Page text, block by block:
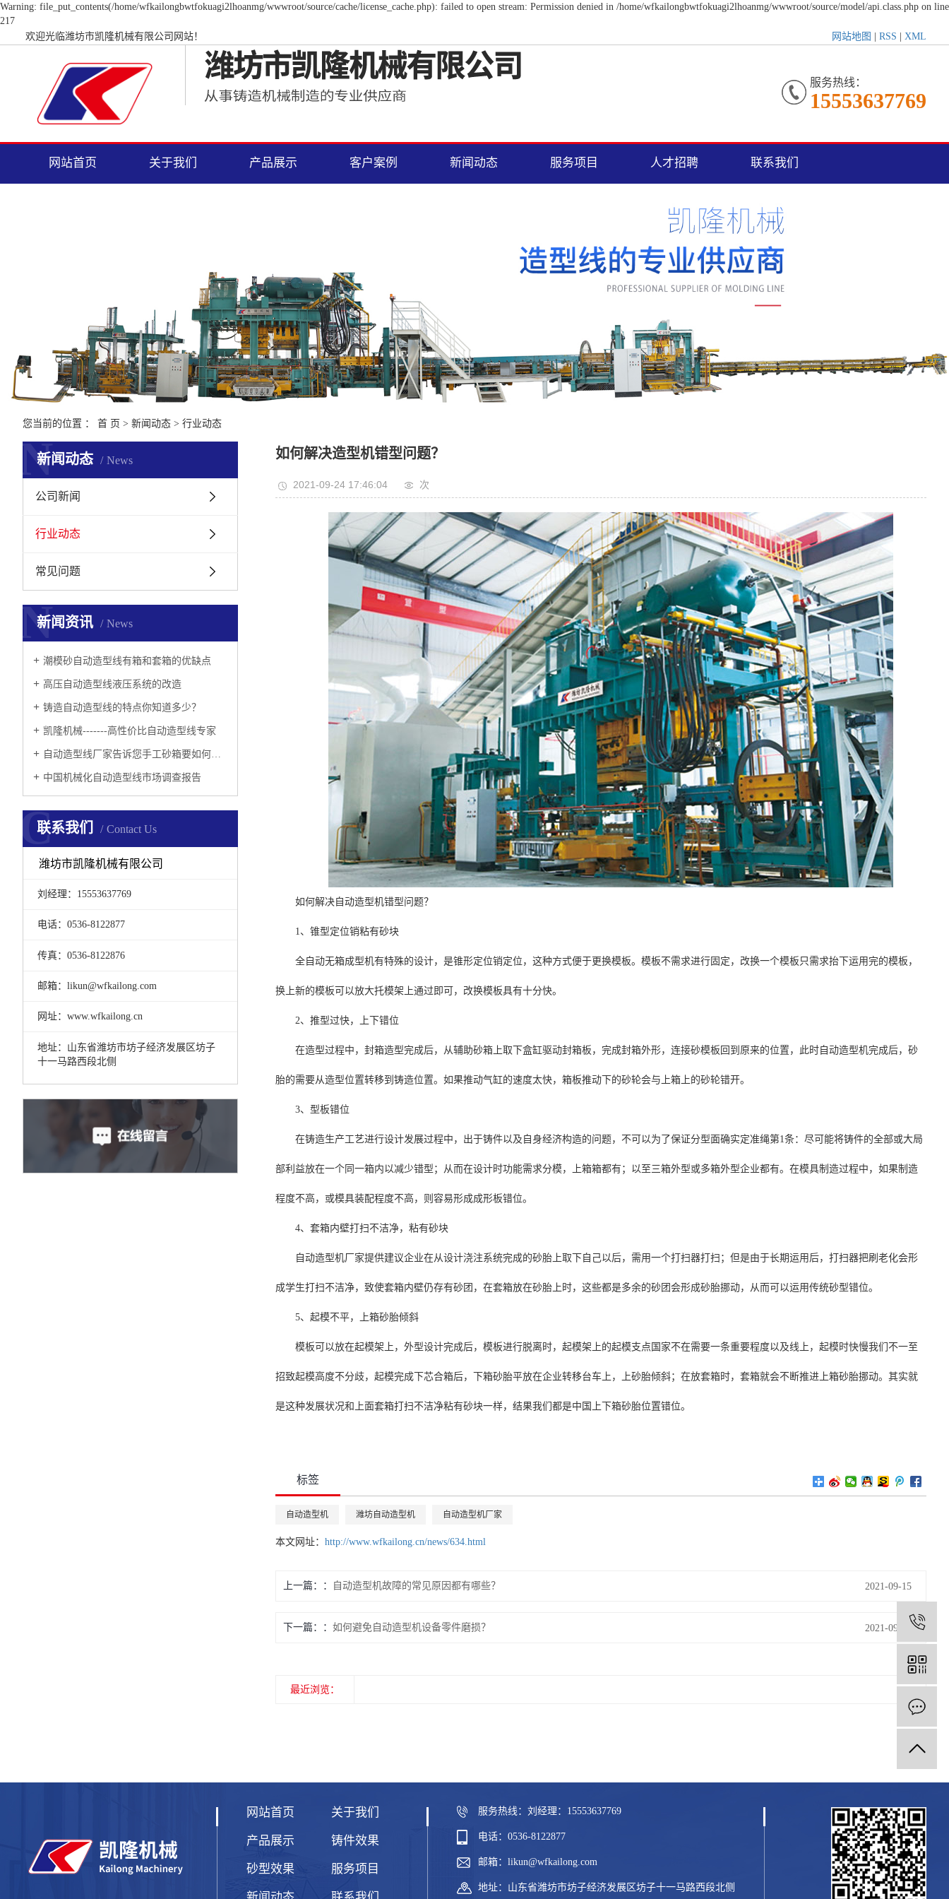
Warning: file_put_contents(/home/wfkailongbwtfokuagi2lhoanmg/wwwroot/source/cache/license_cache.php): failed to open stream: Permission denied in /home/wfkailongbwtfokuagi2lhoanmg/wwwroot/source/model/api.class.php on line
217
欢迎光临潍坊市凯隆机械有限公司网站！
网站地图 RSS XML
服务热线：
15553637769
网站首页 关于我们 产品展示
全自动、半自动有箱造型线
环型机械化造型线
开式机械化造型线
壳型造型线
鳞板输送机
浇注机
客户案例 新闻动态 服务项目 人才招聘 联系我们
您当前的位置 ： 首 页 > 新闻动态 > 行业动态
新闻动态 News
N
公司新闻
行业动态
常见问题
新闻资讯 News
N
潮模砂自动造型线有箱和套箱的优缺点
高压自动造型线液压系统的改造
铸造自动造型线的特点你知道多少？
凯隆机械-------高性价比自动造型线专家
自动造型线厂家告诉您手工砂箱要如何制作呢?
中国机械化自动造型线市场调查报告
联系我们 Contact Us
C
潍坊市凯隆机械有限公司
刘经理：15553637769
电话：0536-8122877
传真：0536-8122876
邮箱：likun@wfkailong.com
网址：www.wfkailong.cn
地址：山东省潍坊市坊子经济发展区坊子
十一马路西段北侧
如何解决造型机错型问题？
2021-09-24 17:46:04 次
如何解决自动造型机错型问题？
1、锥型定位销粘有砂块
全自动无箱成型机有特殊的设计，是锥形定位销定位，这种方式便于更换模板。模板不需求进行固定，改换一个模板只需求抬下运用完的模板，
换上新的模板可以放大托模架上通过即可，改换模板具有十分快。
2、推型过快，上下错位
在造型过程中，封箱造型完成后，从辅助砂箱上取下盒缸驱动封箱板，完成封箱外形，连接砂模板回到原来的位置，此时自动造型机完成后，砂
胎的需要从造型位置转移到铸造位置。如果推动气缸的速度太快，箱板推动下的砂轮会与上箱上的砂轮错开。
3、型板错位
在铸造生产工艺进行设计发展过程中，出于铸件以及自身经济构造的问题，不可以为了保证分型面确实定准绳第1条：尽可能将铸件的全部或大局
部利益放在一个同一箱内以减少错型；从而在设计时功能需求分模，上箱箱都有；以至三箱外型或多箱外型企业都有。在模具制造过程中，如果制造
程度不高，或模具装配程度不高，则容易形成成形板错位。
4、套箱内壁打扫不洁净，粘有砂块
自动造型机厂家提供建议企业在从设计浇注系统完成的砂胎上取下自己以后，需用一个打扫器打扫；但是由于长期运用后，打扫器把刷老化会形
成学生打扫不洁净，致使套箱内壁仍存有砂团，在套箱放在砂胎上时，这些都是多余的砂团会形成砂胎挪动，从而可以运用传统砂型错位。
5、起模不平，上箱砂胎倾斜
模板可以放在起模架上，外型设计完成后，模板进行脱离时，起模架上的起模支点国家不在需要一条重要程度以及线上，起模时快慢我们不一至
招致起模高度不分歧，起模完成下芯合箱后，下箱砂胎平放在企业转移台车上，上砂胎倾斜；在放套箱时，套箱就会不断推进上箱砂胎挪动。其实就
是这种发展状况和上面套箱打扫不洁净粘有砂块一样，结果我们都是中国上下箱砂胎位置错位。
标签
自动造型机 潍坊自动造型机 自动造型机厂家
本文网址：http://www.wfkailong.cn/news/634.html
上一篇： 自动造型机故障的常见原因都有哪些？ 2021-09-15
下一篇： 如何避免自动造型机设备零件磨损？ 2021-09-29
最近浏览：
网站首页 关于我们
产品展示 铸件效果
砂型效果 服务项目
服务热线：刘经理：15553637769
电话：0536-8122877
邮箱：likun@wfkailong.com
地址：山东省潍坊市坊子经济发展区坊子十一马路西段北侧